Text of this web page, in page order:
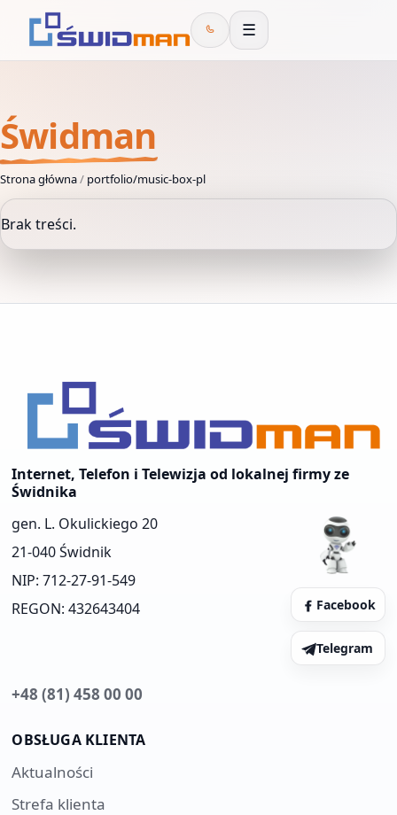
☰
Świdman
Strona główna/ portfolio/music-box-pl
Brak treści.
Internet, Telefon i Telewizja od lokalnej firmy ze
Świdnika
gen. L. Okulickiego 20
21-040 Świdnik
NIP: 712-27-91-549
REGON: 432643404
Facebook
Telegram
+48 (81) 458 00 00
OBSŁUGA KLIENTA
Aktualności
Strefa klienta